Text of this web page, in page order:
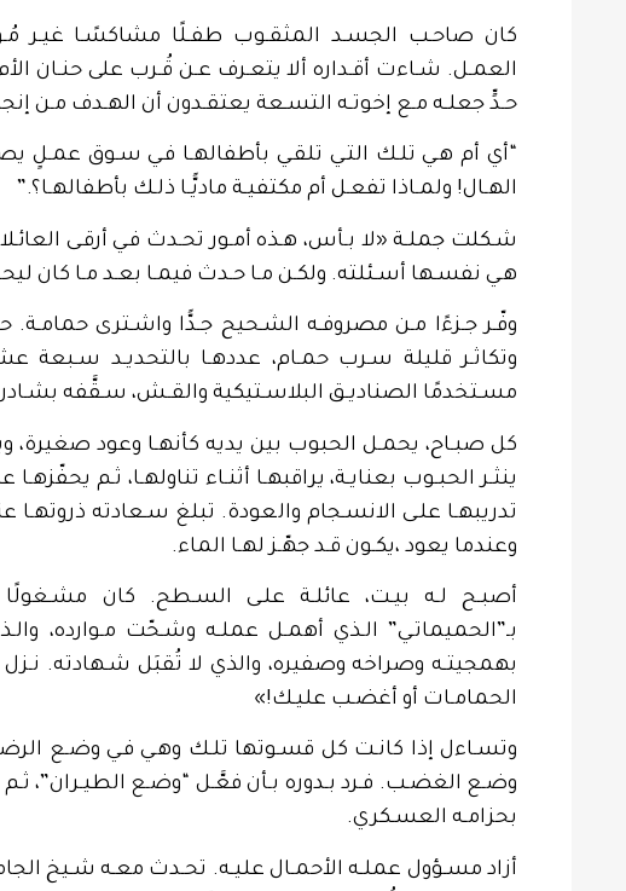
كان صاحـب الجسـد المثقـوب طفـلًا مشاكسًـا غيـر
العمـل. شـاءت أقـداره ألا يتعـرف عـن قُـرب على حنـان
حـدٍّ جعلـه مـع إخوتـه التسـعة يعتقـدون أن الهـدف مـن
“أي أم هـي تلـك التـي تلقـي بأطفالهـا فـي سـوق عمـلٍ
الهـال! ولمـاذا تفعـل أم مكتفيـة ماديًّـا ذلـك بأطفالهـا؟.”
شـكلت جملـة «لا بـأس، هـذه أمـور تحـدث فـي أرقـى
هـي نفسـها أسـئلته. ولكـن مـا حـدث فيمـا بعـد مـا كان
وفّـر جـزءًا مـن مصروفـه الشـحيح جـدًّا واشـترى حمامـة.
وتكاثـر قليلة سـرب حمـام، عددهـا بالتحديـد سـبعة
مسـتخدمًا الصناديـق البلاسـتيكية والقـش، سـقَّفه
كل صبـاح، يحمـل الحبوب بين يديه كأنهـا وعود صغيرة،
ينثـر الحبـوب بعنايـة، يراقبهـا أثنـاء تناولهـا، ثـم
تدريبهـا علـى الانسـجام والعودة. تبلغ سـعادته
وعندما يعود ،يكـون قـد جهّـز لهـا الماء.
أصبـح لـه بيـت، عائلـة علـى السـطح. كان مشـغولًا
بـ”الحميماتـي” الـذي أهمـل عملـه وشـحّت مـوارده،
بهمجيتـه وصراخه وصفيره، والذي لا تُقبَل شـهادته. نـزل
الحمامـات أو أغضـب عليـك!»
وتسـاءل إذا كانـت كل قسـوتها تلـك وهـي فـي وضـع
وضـع الغضـب. فـرد بـدوره بـأن فعَّـل “وضـع الطيـران”،
بحزامـه العسـكري.
أزاد مسـؤول عملـه الأحمـال عليـه. تحـدث معـه شـيخ